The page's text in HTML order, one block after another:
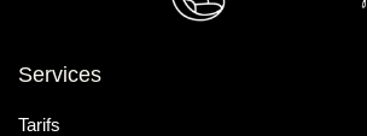
Services
Tarifs